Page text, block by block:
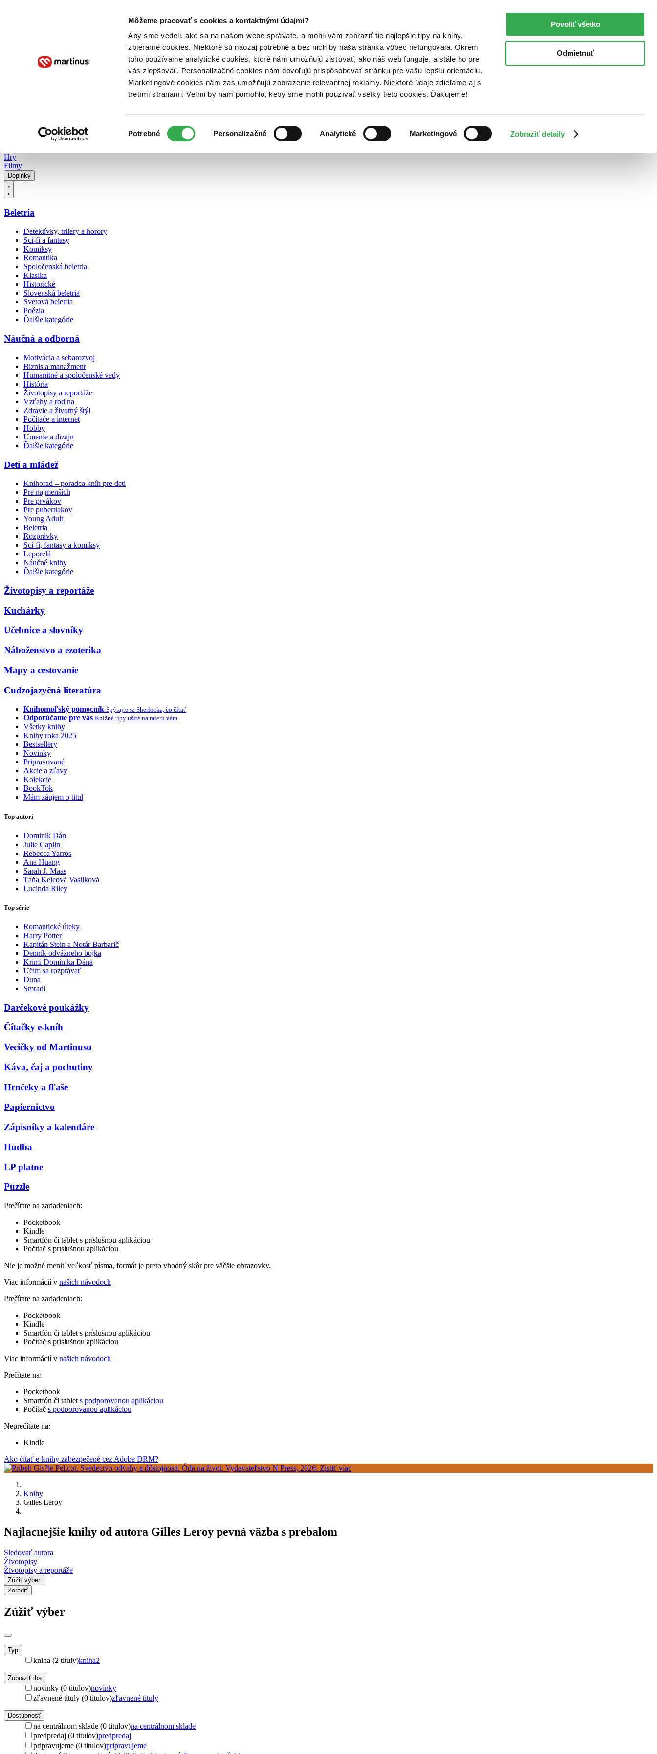
Môžeme pracovať s cookies a kontaktnými údajmi?
Aby sme vedeli, ako sa na našom webe správate, a mohli vám zobraziť tie najlepšie tipy na knihy,
zbierame cookies. Niektoré sú naozaj potrebné a bez nich by naša stránka vôbec nefungovala. Okrem
toho používame analytické cookies, ktoré nám umožňujú zisťovať, ako náš web funguje, a stále ho pre
vás zlepšovať. Personalizačné cookies nám dovoľujú prispôsobovať stránku pre vašu lepšiu orientáciu.
Marketingové cookies nám zas umožňujú zobrazenie relevantnej reklamy. Niektoré údaje zdieľame aj s
tretími stranami. Veľmi by nám pomohlo, keby sme mohli používať všetky tieto cookies. Ďakujeme!
súhlasu
Potrebné Personalizačné Analytické Marketingové Zobraziť detaily
Povoliť všetko
Odmietnuť
Poukážky Kontakt
Hry
Filmy
Doplnky
Beletria
Detektívky, trilery a horory
Sci-fi a fantasy
Komiksy
Romantika
Spoločenská beletria
Klasika
Historické
Slovenská beletria
Svetová beletria
Poézia
Ďalšie kategórie
Náučná a odborná
Motivácia a sebarozvoj
Biznis a manažment
Humanitné a spoločenské vedy
História
Životopisy a reportáže
Vzťahy a rodina
Zdravie a životný štýl
Počítače a internet
Hobby
Umenie a dizajn
Ďalšie kategórie
Deti a mládež
Knihorad – poradca kníh pre deti
Pre najmenších
Pre prvákov
Pre pubertiakov
Young Adult
Beletria
Rozprávky
Sci-fi, fantasy a komiksy
Leporelá
Náučné knihy
Ďalšie kategórie
Životopisy a reportáže
Kuchárky
Učebnice a slovníky
Náboženstvo a ezoterika
Mapy a cestovanie
Cudzojazyčná literatúra
Knihomoľský pomocník Spýtajte sa Sherlocka, čo čítať
Odporúčame pre vás Knižné tipy ušité na mieru vám
Všetky knihy
Knihy roka 2025
Bestsellery
Novinky
Pripravované
Akcie a zľavy
Kolekcie
BookTok
Mám záujem o titul
Top autori
Dominik Dán
Julie Caplin
Rebecca Yarros
Ana Huang
Sarah J. Maas
Táňa Keleová Vasilková
Lucinda Riley
Top série
Romantické úteky
Harry Potter
Kapitán Stein a Notár Barbarič
Denník odvážneho bojka
Krimi Dominika Dána
Učím sa rozprávať
Duna
Smradi
Darčekové poukážky
Čítačky e-kníh
Vecičky od Martinusu
Káva, čaj a pochutiny
Hrnčeky a fľaše
Papiernictvo
Zápisníky a kalendáre
Hudba
LP platne
Puzzle
Prečítate na zariadeniach:
Pocketbook
Kindle
Smartfón či tablet s príslušnou aplikáciou
Počítač s príslušnou aplikáciou
Nie je možné meniť veľkosť písma, formát je preto vhodný skôr pre väčšie obrazovky.
Viac informácií v našich návodoch
Prečítate na zariadeniach:
Pocketbook
Kindle
Smartfón či tablet s príslušnou aplikáciou
Počítač s príslušnou aplikáciou
Viac informácií v našich návodoch
Prečítate na:
Pocketbook
Smartfón či tablet s podporovanou aplikáciou
Počítač s podporovanou aplikáciou
Neprečítate na:
Kindle
Ako čítať e-knihy zabezpečené cez Adobe DRM?
Knihy
Gilles Leroy
Najlacnejšie knihy od autora Gilles Leroy pevná väzba s prebalom
Sledovať autora
Životopisy
Životopisy a reportáže
Zúžiť výber
Zoradiť
Zúžiť výber
Typ
kniha (2 tituly)kniha2
Zobraziť iba
novinky (0 titulov)novinky
zľavnené tituly (0 titulov)zľavnené tituly
Dostupnosť
na centrálnom sklade (0 titulov)na centrálnom sklade
predpredaj (0 titulov)predpredaj
pripravujeme (0 titulov)pripravujeme